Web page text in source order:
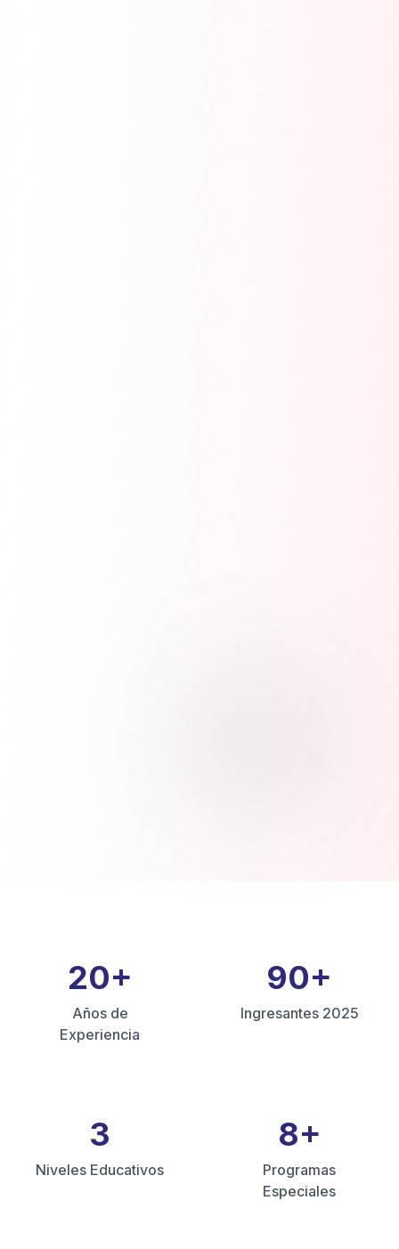
20+
Años de
Experiencia
90+
Ingresantes 2025
3
Niveles Educativos
8+
Programas
Especiales